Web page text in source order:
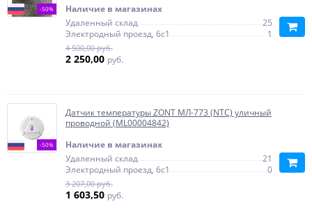
-50%
Наличие в магазинах
Удаленный склад
25
Электродный проезд, 6с1
1
4 500,00 руб.
2 250,00 руб.
-50%
Датчик температуры ZONT МЛ-773 (NTC) уличный
проводной (ML00004842)
Наличие в магазинах
Удаленный склад
21
Электродный проезд, 6с1
0
3 207,00 руб.
1 603,50 руб.